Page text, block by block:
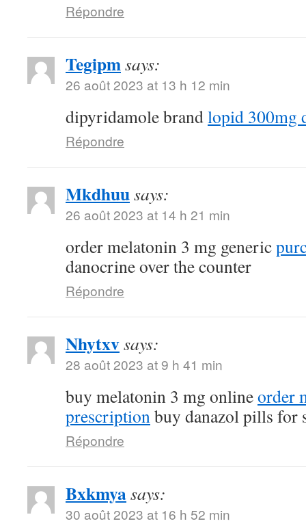
Répondre
Tegipmsays:
26 août 2023 at 13 h 12 min
dipyridamole brandlopid 300mg
Répondre
Mkdhuusays:
26 août 2023 at 14 h 21 min
order melatonin 3 mg generic
danocrine over the counter
Répondre
Nhytxvsays:
28 août 2023 at 9 h 41 min
buy melatonin 3 mg onlineorder
prescription buy danazol pills for
Répondre
Bxkmyasays:
30 août 2023 at 16 h 52 min